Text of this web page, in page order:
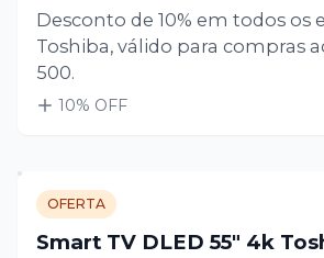
Desconto de 10% em todos os
Toshiba, válido para compras
500.
10% OFF
OFERTA
Smart TV DLED 55" 4k